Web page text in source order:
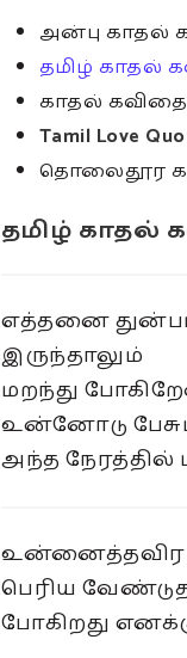
அன்பு காதல்
தமிழ் காதல்
காதல்
Tamil Love
தொலைதூர
தமிழ் காதல்
எத்தனை
இருந்தாலும்
மறந்து
உன்னோடு
அந்த நேரத்தில்
உன்னைத்தவிர
பெரிய
போகிறது